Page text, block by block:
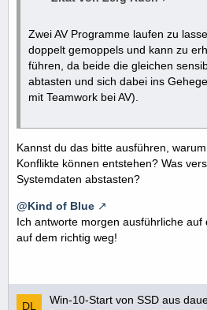
Zwei AV Programme laufen zu
doppelt gemoppels und kann zu
führen, da beide die gleichen
abtasten und sich dabei ins
mit Teamwork bei AV).
Kannst du das bitte ausführen,
Konflikte können entstehen? Was
Systemdaten abstasten?
@Kind of Blue
Ich antworte morgen ausführliche auf
auf dem richtig weg!
Win-10-Start von SSD aus